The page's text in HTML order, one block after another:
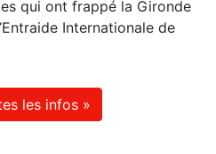
qui ont frappé la Gironde
Internationale de
les infos »